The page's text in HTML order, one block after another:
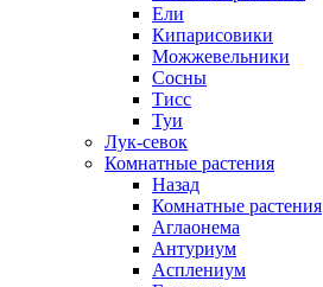
Ели
Кипарисовики
Можжевельники
Сосны
Тисс
Туи
Лук-севок
Комнатные растения
Назад
Комнатные растения
Аглаонема
Антуриум
Асплениум